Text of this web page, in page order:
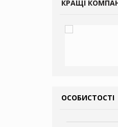
КРАЩІ
ОСОБИСТОСТІ